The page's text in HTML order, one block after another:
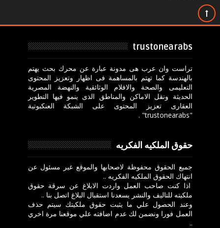
trustonearabs
تراست وان عرب هى مدونة عبارة عن محرك بحث يهتم
بالهندسة كما تهتم بالمساهمة فى اظهار وتعزيز المحتوى
التعليمى والصحة والافلام الوثائقية والنهضة المصرية
الحديثة ونقل الاماكن والمناطق الذى ينمو فيها التطوير
العقارى تعزيز المحتوى على الشبكة العنكبوتية
"trustonearabs" .
حقوق الملكيه الفكريه
جميع الحقوق محفوظة لاصحابها والموقع غير مسئول عن
انتهاك الحقوق الملكيه الفكريه ..
اذا كنت صاحب العمل واردت الابلاغ عن سرقة حقوق
ملكيته للتاليف والنشر يسعدنا استقبال البلاغ اتصل بنا ..
وعند الحصول علي ما يثبت حقوق ملكيتك سيتم حذف
العمل فورا ونضمن لك عدم اضافته علي موقعنا مرة اخري
..